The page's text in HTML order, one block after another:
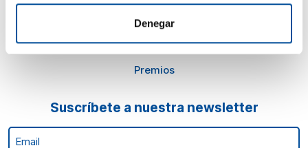
Denegar
Comité de Honor
Consejo Asesor
Premios
Suscríbete a nuestra newsletter
Email